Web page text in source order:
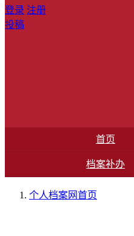
登录 注册
投稿
首页
档案补办
个人档案网首页